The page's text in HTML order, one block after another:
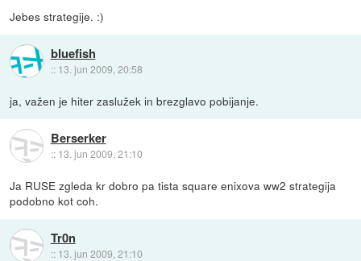
Jebes strategije. :)
bluefish
:: 13. jun 2009, 20:58
ja, važen je hiter zaslužek in brezglavo pobijanje.
Berserker
:: 13. jun 2009, 21:10
Ja RUSE zgleda kr dobro pa tista square enixova ww2 strategija
podobno kot coh.
Tr0n
:: 13. jun 2009, 21:10